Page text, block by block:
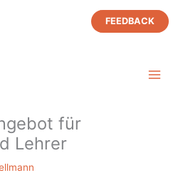
FEEDBACK
für
Lehrer